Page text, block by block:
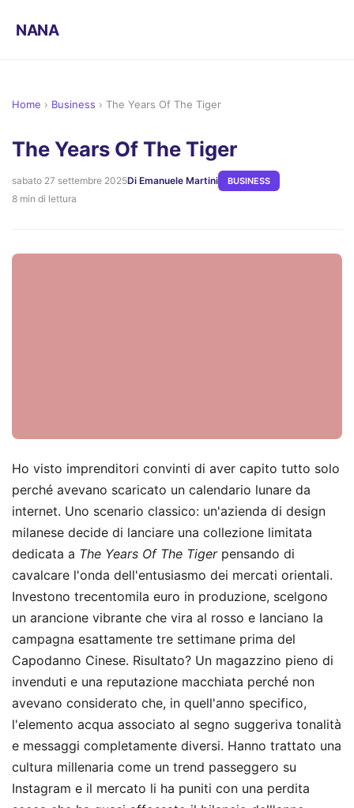
NANA
Home › Business › The Years Of The Tiger
The Years Of The Tiger
sabato 27 settembre 2025Di Emanuele Martini BUSINESS
8 min di lettura
Ho visto imprenditori convinti di aver capito tutto solo
perché avevano scaricato un calendario lunare da
internet. Uno scenario classico: un'azienda di design
milanese decide di lanciare una collezione limitata
dedicata a The Years Of The Tigerpensando di
cavalcare l'onda dell'entusiasmo dei mercati orientali.
Investono trecentomila euro in produzione, scelgono
un arancione vibrante che vira al rosso e lanciano la
campagna esattamente tre settimane prima del
Capodanno Cinese. Risultato? Un magazzino pieno di
invenduti e una reputazione macchiata perché non
avevano considerato che, in quell'anno specifico,
l'elemento acqua associato al segno suggeriva tonalità
e messaggi completamente diversi. Hanno trattato una
cultura millenaria come un trend passeggero su
Instagram e il mercato li ha puniti con una perdita